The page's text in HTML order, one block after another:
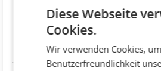
AT 1020 Wien
Telefonnummer +43 (1) 219 85 45
Website http://
Diese Webseite
Cookies.
Wir verwenden Cookies,
Benutzerfreundlichkeit